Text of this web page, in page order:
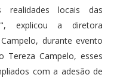
locais das
explicou a diretora
durante evento
Tereza Campelo, esses
com a adesão de